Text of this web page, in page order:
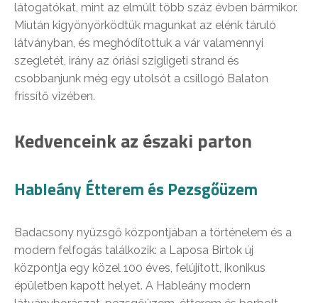
látogatókat, mint az elmúlt több száz évben bármikor.
Miután kigyönyörködtük magunkat az elénk táruló
látványban, és meghódítottuk a vár valamennyi
szegletét, irány az óriási szigligeti strand és
csobbanjunk még egy utolsót a csillogó Balaton
frissítő vizében.
Kedvenceink az északi parton
Hableány Étterem és Pezsgőüzem
Badacsony nyüzsgő központjában a történelem és a
modern felfogás találkozik: a Laposa Birtok új
központja egy közel 100 éves, felújított, ikonikus
épületben kapott helyet. A Hableány modern